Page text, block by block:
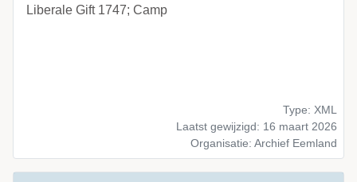
Liberale Gift 1747; Camp
Type: XML
Laatst gewijzigd: 16 maart 2026
Organisatie: Archief Eemland